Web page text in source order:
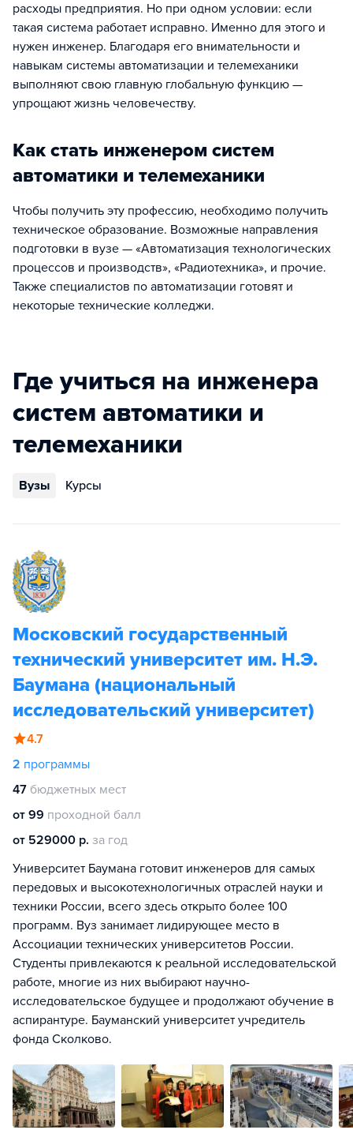
расходы предприятия. Но при одном условии: если
такая система работает исправно. Именно для этого и
нужен инженер. Благодаря его внимательности и
навыкам системы автоматизации и телемеханики
выполняют свою главную глобальную функцию —
упрощают жизнь человечеству.
Как стать инженером систем
автоматики и телемеханики
Чтобы получить эту профессию, необходимо получить
техническое образование. Возможные направления
подготовки в вузе — «Автоматизация технологических
процессов и производств», «Радиотехника», и прочие.
Также специалистов по автоматизации готовят и
некоторые технические колледжи.
Где учиться на инженера
систем автоматики и
телемеханики
Вузы Курсы
Московский государственный
технический университет им. Н.Э.
Баумана (национальный
исследовательский университет)
4.7
2 программы
47 бюджетных мест
от 99 проходной балл
от 529000 р. за год
Университет Баумана готовит инженеров для самых
передовых и высокотехнологичных отраслей науки и
техники России, всего здесь открыто более 100
программ. Вуз занимает лидирующее место в
Ассоциации технических университетов России.
Студенты привлекаются к реальной исследовательской
работе, многие из них выбирают научно-
исследовательское будущее и продолжают обучение в
аспирантуре. Бауманский университет учредитель
фонда Сколково.